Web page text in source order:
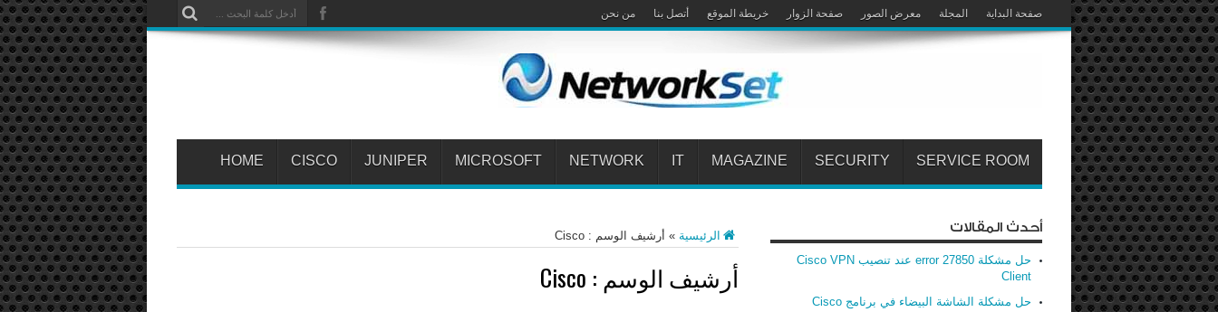
صفحة البداية المجلة معرض الصور صفحة الزوار خريطة الموقع أتصل بنا من نحن
SERVICE ROOM
SECURITY
MAGAZINE
IT
NETWORK
MICROSOFT
JUNIPER
CISCO
HOME
الرئيسية » أرشيف الوسم : Cisco
أرشيف الوسم : Cisco
أحدث المقالات
حل مشكلة error 27850 عند تنصيب Cisco VPN
Client
حل مشكلة الشاشة البيضاء في برنامج Cisco